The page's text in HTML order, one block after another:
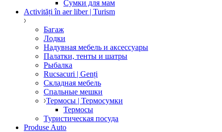
Сумки для мам
Activități în aer liber | Turism
Багаж
Лодки
Надувная мебель и аксессуары
Палатки, тенты и шатры
Рыбалка
Rucsacuri | Genți
Складная мебель
Спальные мешки
Термосы | Термосумки
Термосы
Туристическая посуда
Produse Auto